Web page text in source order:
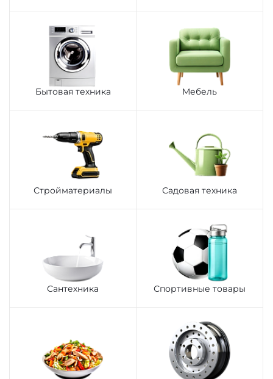
Бытовая техника Мебель
Стройматериалы Садовая техника
Сантехника Спортивные товары